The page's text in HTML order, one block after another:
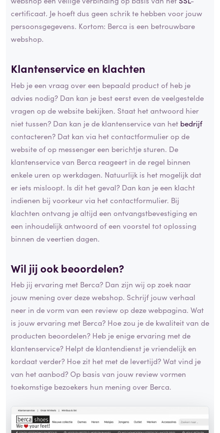
certificaat. Je hoeft dus geen schrik te hebben voor jouw
persoonsgegevens. Kortom: Berca is een betrouwbare
webshop.
Klantenservice en klachten
Heb je een vraag over een bepaald product of heb je
advies nodig? Dan kan je best eerst even de veelgestelde
vragen op de website bekijken. Staat het antwoord hier
niet tussen? Dan kan je de klantenservice van het bedrijf
contacteren? Dat kan via het contactformulier op de
website of op messenger een berichtje sturen. De
klantenservice van Berca reageert in de regel binnen
enkele uren op werkdagen. Natuurlijk is het mogelijk dat
er iets misloopt. Is dit het geval? Dan kan je een klacht
indienen bij voorkeur via het contactformulier. Bij
klachten ontvang je altijd een ontvangstbevestiging en
een inhoudelijk antwoord of een voorstel tot oplossing
binnen de veertien dagen.
Wil jij ook beoordelen?
Heb jij ervaring met Berca? Dan zijn wij op zoek naar
jouw mening over deze webshop. Schrijf jouw verhaal
neer in de vorm van een review op deze webpagina. Wat
is jouw ervaring met Berca? Hoe zou je de kwaliteit van de
producten beoordelen? Heb je enige ervaring met de
klantenservice? Helpt de klantendienst je vriendelijk en
kordaat verder? Hoe zit het met de levertijd? Wat vind je
van het aanbod? Op basis van jouw review vormen
toekomstige bezoekers hun mening over Berca.